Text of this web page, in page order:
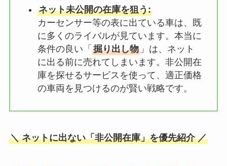
ネット未公開の在庫を狙う:
カーセンサー等の表に出ている車は、既
に多くのライバルが見ています。本当に
条件の良い「 掘り出し物」は、ネット
に出る前に売れてしまいます。非公開在
庫を探せるサービスを使って、適正価格
の車両を見つけるのが賢い戦略です。
＼ ネットに出ない「非公開在庫」を優先紹介 ／